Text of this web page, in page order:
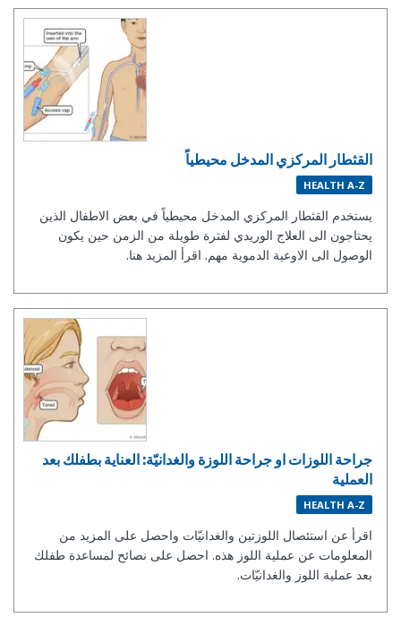
القثطار المركزي المدخل محيطياً
HEALTH A-Z
يستخدم القثطار المركزي المدخل محيطياً في بعض الاطفال الذين
يحتاجون الى العلاج الوريدي لفترة طويلة من الزمن حين يكون
الوصول الى الاوعية الدموية مهم. اقرأ المزيد هنا.
جراحة اللوزات او جراحة اللوزة والغدانيّة: العناية بطفلك بعد
العملية
HEALTH A-Z
اقرأ عن استئصال اللوزتين والغدانيّات واحصل على المزيد من
المعلومات عن عملية اللوز هذه. احصل على نصائح لمساعدة طفلك
بعد عملية اللوز والغدانيّات.